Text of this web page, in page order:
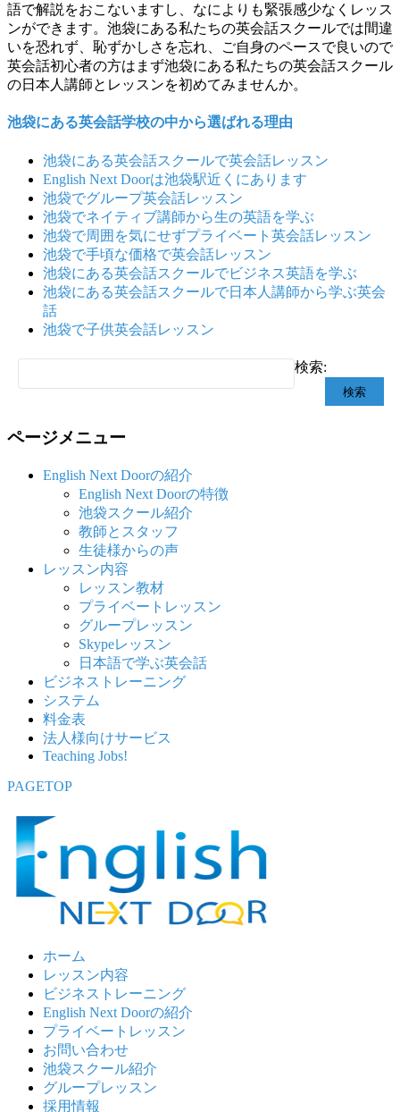
語で解説をおこないますし、なによりも緊張感少なくレッス
ンができます。池袋にある私たちの英会話スクールでは間違
いを恐れず、恥ずかしさを忘れ、ご自身のペースで良いので
英会話初心者の方はまず池袋にある私たちの英会話スクール
の日本人講師とレッスンを初めてみませんか。
池袋にある英会話学校の中から選ばれる理由
池袋にある英会話スクールで英会話レッスン
English Next Doorは池袋駅近くにあります
池袋でグループ英会話レッスン
池袋でネイティブ講師から生の英語を学ぶ
池袋で周囲を気にせずプライベート英会話レッスン
池袋で手頃な価格で英会話レッスン
池袋にある英会話スクールでビジネス英語を学ぶ
池袋にある英会話スクールで日本人講師から学ぶ英会
話
池袋で子供英会話レッスン
検索:
ページメニュー
English Next Doorの紹介
English Next Doorの特徴
池袋スクール紹介
教師とスタッフ
生徒様からの声
レッスン内容
レッスン教材
プライベートレッスン
グループレッスン
Skypeレッスン
日本語で学ぶ英会話
ビジネストレーニング
システム
料金表
法人様向けサービス
Teaching Jobs!
PAGETOP
ホーム
レッスン内容
ビジネストレーニング
English Next Doorの紹介
プライベートレッスン
お問い合わせ
池袋スクール紹介
グループレッスン
採用情報